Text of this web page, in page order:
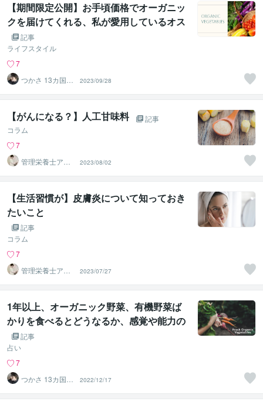
【期間限定公開】お手頃価格でオーガニッ
クを届けてくれる、私が愛用しているオス
スメの宅配を紹介します
記事
ライフスタイル
7
つかさ 13カ国で
評価 8日新出品
予定
2023/09/28
【がんになる？】人工甘味料
記事
コラム
7
管理栄養士アオ
イ 村中一帆ママ
が楽する食
2023/08/02
【生活習慣が】皮膚炎について知っておき
たいこと
記事
コラム
7
管理栄養士アオ
イ 村中一帆ママ
が楽する食
2023/07/27
1年以上、オーガニック野菜、有機野菜ば
かりを食べるとどうなるか、感覚や能力の
話をお伝えします
記事
占い
7
つかさ 13カ国で
評価 8日新出品
予定
2022/12/17